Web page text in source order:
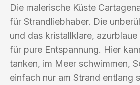
Die malerische Küste
für Strandliebhaber. Die
und das kristallklare,
für pure Entspannung. Hier
tanken, im Meer schwimmen,
einfach nur am Strand entlang